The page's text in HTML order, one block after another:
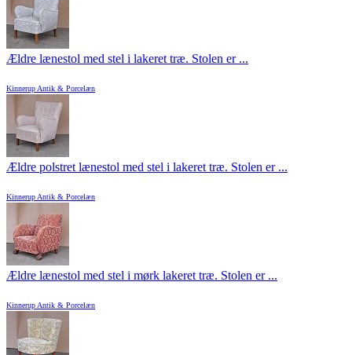
Ældre lænestol med stel i lakeret træ. Stolen er ...
Kinnerup Antik & Porcelæn
Ældre polstret lænestol med stel i lakeret træ. Stolen er ...
Kinnerup Antik & Porcelæn
Ældre lænestol med stel i mørk lakeret træ. Stolen er ...
Kinnerup Antik & Porcelæn